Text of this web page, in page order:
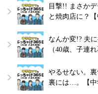
目撃!! まさか
と焼肉店に？
なんか変!? 夫
（40歳、子連
やるせない。
裏には…。【